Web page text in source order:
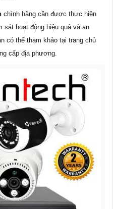
chính hãng cần được thực hiện
sát hoạt động hiệu quả và an
có thể tham khảo tại trang chủ
cấp địa phương.